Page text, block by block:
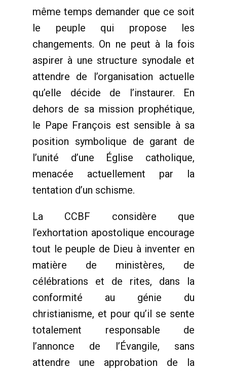
même temps demander que ce soit
le peuple qui propose les
changements. On ne peut à la fois
aspirer à une structure synodale et
attendre de l’organisation actuelle
qu’elle décide de l’instaurer. En
dehors de sa mission prophétique,
le Pape François est sensible à sa
position symbolique de garant de
l’unité d’une Église catholique,
menacée actuellement par la
tentation d’un schisme.
La CCBF considère que
l’exhortation apostolique encourage
tout le peuple de Dieu à inventer en
matière de ministères, de
célébrations et de rites, dans la
conformité au génie du
christianisme, et pour qu’il se sente
totalement responsable de
l’annonce de l’Évangile, sans
attendre une approbation de la